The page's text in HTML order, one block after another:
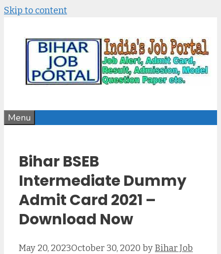
Skip to content
Menu
Bihar BSEB
Intermediate Dummy
Admit Card 2021 –
Download Now
May 20, 2023October 30, 2020 byBihar Job